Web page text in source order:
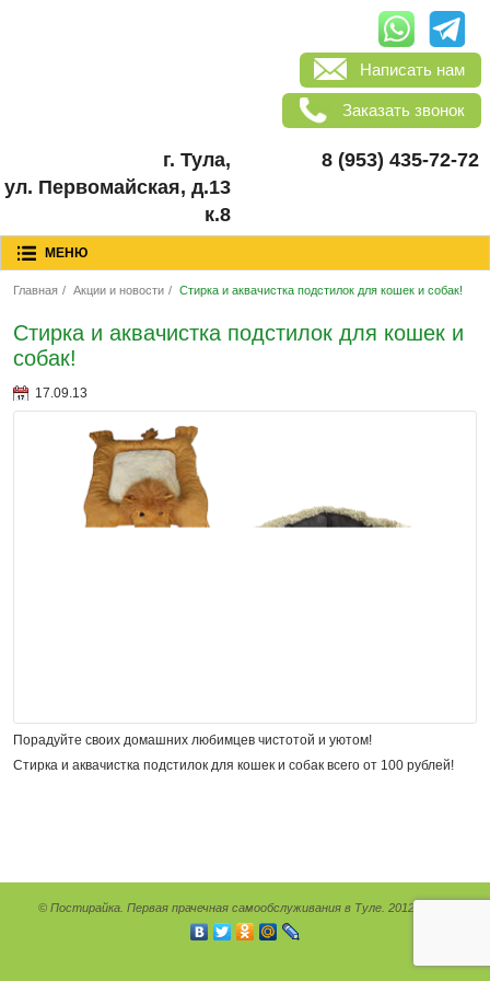
Написать нам
Заказать звонок
г. Тула,
ул. Первомайская, д.13
к.8
8 (953) 435-72-72
МЕНЮ
Главная / Акции и новости / Стирка и аквачистка подстилок для кошек и собак!
Стирка и аквачистка подстилок для кошек и
собак!
17.09.13
Порадуйте своих домашних любимцев чистотой и уютом!
Стирка и аквачистка подстилок для кошек и собак всего от 100 рублей!
© Постирайка. Первая прачечная самообслуживания в Туле. 2012 - 2026